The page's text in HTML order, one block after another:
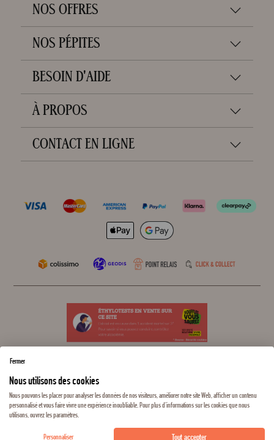
NOS OFFRES
NOS PÉPITES
BESOIN D'AIDE
À PROPOS
CONTACT EN LIGNE
L'ABUS D'ALCOOL EST DANGEREUX POUR LA SANTÉ, À CONSOMMER AVEC
MODÉRATION
Fermer
Nous utilisons des cookies
Nous pouvons les placer pour analyser les données de nos visiteurs, améliorer notre site Web, afficher un contenu
personnalisé et vous faire vivre une expérience inoubliable. Pour plus d'informations sur les cookies que nous
utilisons, ouvrez les paramètres.
Personnaliser Tout accepter